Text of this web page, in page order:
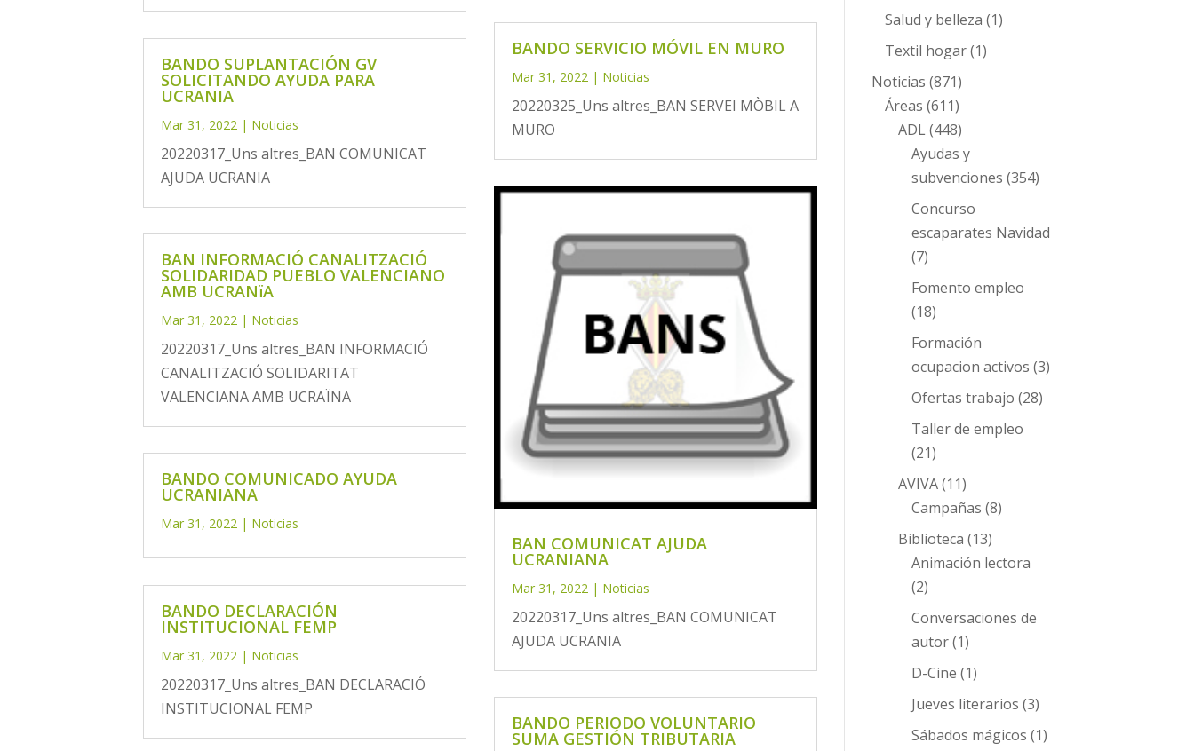
BANDO SUPLANTACIÓN GV
SOLICITANDO AYUDA PARA
UCRANIA
Mar 31, 2022 | Noticias
20220317_Uns altres_BAN COMUNICAT
AJUDA UCRANIA
BAN INFORMACIÓ CANALITZACIÓ
SOLIDARIDAD PUEBLO VALENCIANO
AMB UCRANïA
Mar 31, 2022 | Noticias
20220317_Uns altres_BAN INFORMACIÓ
CANALITZACIÓ SOLIDARITAT
VALENCIANA AMB UCRAÏNA
BANDO COMUNICADO AYUDA
UCRANIANA
Mar 31, 2022 | Noticias
BANDO DECLARACIÓN
INSTITUCIONAL FEMP
Mar 31, 2022 | Noticias
20220317_Uns altres_BAN DECLARACIÓ
INSTITUCIONAL FEMP
BANDO SERVICIO MÓVIL EN MURO
Mar 31, 2022 | Noticias
20220325_Uns altres_BAN SERVEI MÒBIL A
MURO
BAN COMUNICAT AJUDA
UCRANIANA
Mar 31, 2022| Noticias
20220317_Uns altres_BAN COMUNICAT
AJUDA UCRANIA
BANDO PERIODO VOLUNTARIO
SUMA GESTIÓN TRIBUTARIA
Salud y belleza (1)
Textil hogar(1)
Noticias (871)
Áreas (611)
ADL(448)
Ayudas y
subvenciones (354)
Concurso
escaparates Navidad
(7)
Fomento empleo
(18)
Formación
ocupacion activos (3)
Ofertas trabajo (28)
Taller de empleo
(21)
AVIVA(11)
Campañas (8)
Biblioteca (13)
Animación lectora
(2)
Conversaciones de
autor(1)
D-Cine (1)
Jueves literarios (3)
Sábados mágicos (1)